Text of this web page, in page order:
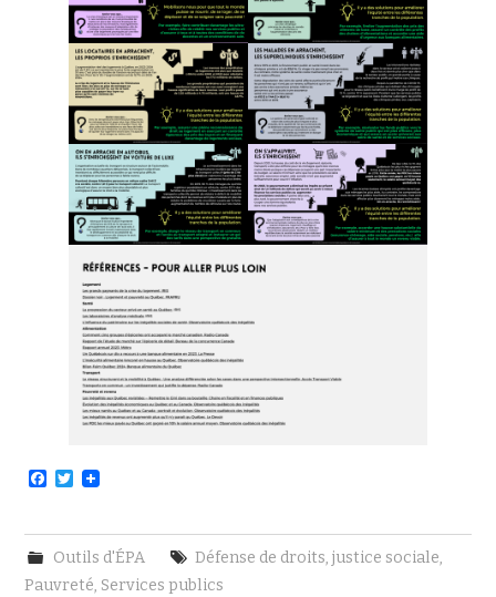
F
e
b
o
o
T
t
t
e
r
Outils d'ÉPA Défense de droits, justice sociale,
Pauvreté, Services publics